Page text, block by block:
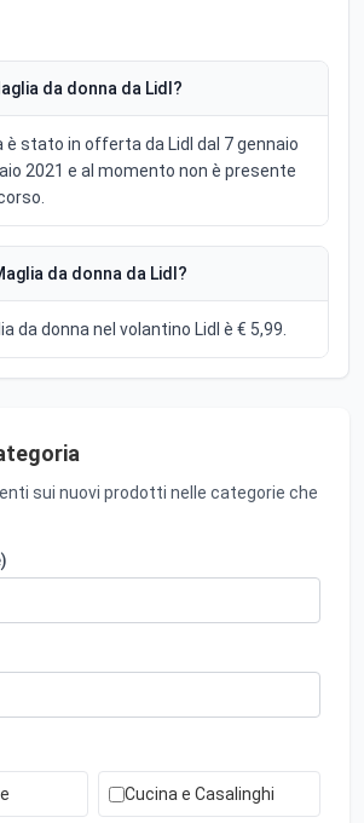
da donna da Lidl?
è stato in offerta da Lidl dal 7 gennaio
2021 e al momento non è presente
da donna da Lidl?
da donna nel volantino Lidl è € 5,99.
sui nuovi prodotti nelle categorie che
Cucina e Casalinghi